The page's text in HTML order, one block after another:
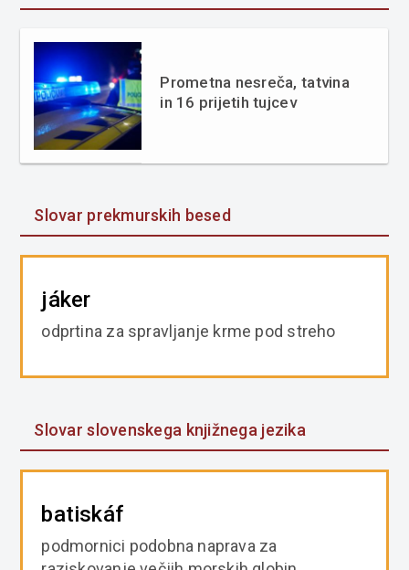
Prometna nesreča, tatvina
in 16 prijetih tujcev
Slovar prekmurskih besed
jáker
odprtina za spravljanje krme pod streho
Slovar slovenskega knjižnega jezika
batiskáf
podmornici podobna naprava za